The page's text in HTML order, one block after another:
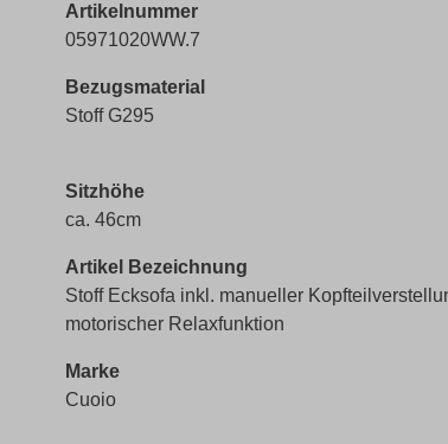
Artikelnummer
05971020WW.7
Bezugsmaterial
Stoff G295
Sitzhöhe
ca. 46cm
Artikel Bezeichnung
Stoff Ecksofa inkl. manueller
motorischer Relaxfunktion
Marke
Cuoio